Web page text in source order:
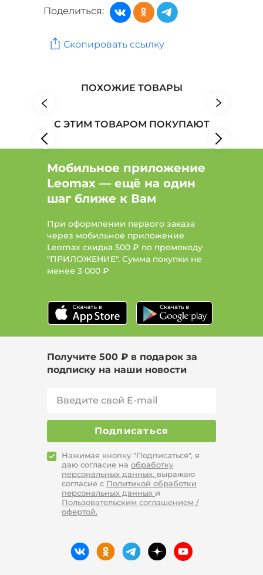
Ботинки, сапоги, ботильоны: Цвет Серый, Размер
Ботинки, сапоги, ботильоны: Цвет Зеленый,
Обувь: Бренд LaVida
Поделиться:
Скопировать ссылку
ПОХОЖИЕ ТОВАРЫ
С ЭТИМ ТОВАРОМ ПОКУПАЮТ
Мобильное приложение
Leomax — ещё на один
шаг ближе к Вам
При оформлении первого заказа
через мобильное приложение
Leomax скидка 500 ₽ по промокоду
"ПРИЛОЖЕНИЕ". Сумма покупки не
менее 3 000 ₽
Получите 500 ₽ в подарок за
подписку на наши новости
Подписаться
Нажимая кнопку "Подписаться", я
даю согласие на обработку
персональных данных, выражаю
согласие с Политикой обработки
персональных данных и
Пользовательским соглашением /
офертой.